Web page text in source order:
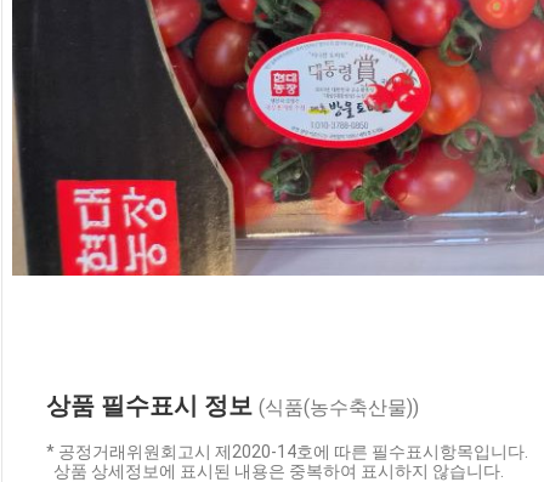
상품 필수표시 정보 (식품(농수축산물))
* 공정거래위원회고시 제2020-14호에 따른 필수표시항목입니다.
상품 상세정보에 표시된 내용은 중복하여 표시하지 않습니다.